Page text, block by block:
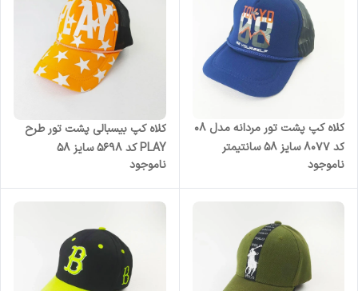
کلاه کپ پشت تور مردانه مدل 08
کد 8077 سایز 58 سانتیمتر
ناموجود
کلاه کپ بیسبالی پشت تور طرح
PLAY کد 5698 سایز 58
ناموجود